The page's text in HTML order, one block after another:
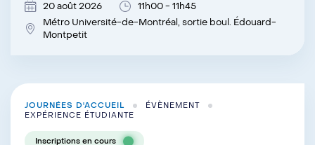
20 août 2026
11h00 - 11h45
Métro Université-de-Montréal, sortie boul. Édouard-
Montpetit
JOURNÉES D'ACCUEIL
ÉVÈNEMENT
EXPÉRIENCE ÉTUDIANTE
Inscriptions en cours